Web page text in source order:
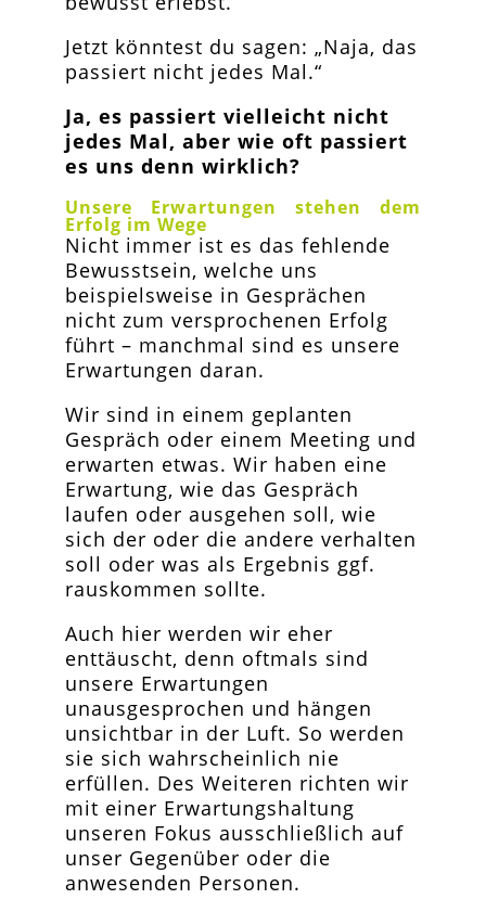
Jetzt könntest du sagen: „Naja, das
passiert nicht jedes Mal.“
Ja, es passiert vielleicht nicht
jedes Mal, aber wie oft passiert
es uns denn wirklich?
Unsere Erwartungen stehen dem
Erfolg im Wege
Nicht immer ist es das fehlende
Bewusstsein, welche uns
beispielsweise in Gesprächen
nicht zum versprochenen Erfolg
führt – manchmal sind es unsere
Erwartungen daran.
Wir sind in einem geplanten
Gespräch oder einem Meeting und
erwarten etwas. Wir haben eine
Erwartung, wie das Gespräch
laufen oder ausgehen soll, wie
sich der oder die andere verhalten
soll oder was als Ergebnis ggf.
rauskommen sollte.
Auch hier werden wir eher
enttäuscht, denn oftmals sind
unsere Erwartungen
unausgesprochen und hängen
unsichtbar in der Luft. So werden
sie sich wahrscheinlich nie
erfüllen. Des Weiteren richten wir
mit einer Erwartungshaltung
unseren Fokus ausschließlich auf
unser Gegenüber oder die
anwesenden Personen.